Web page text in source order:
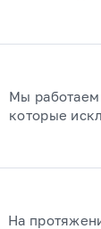
Мы
которые
На